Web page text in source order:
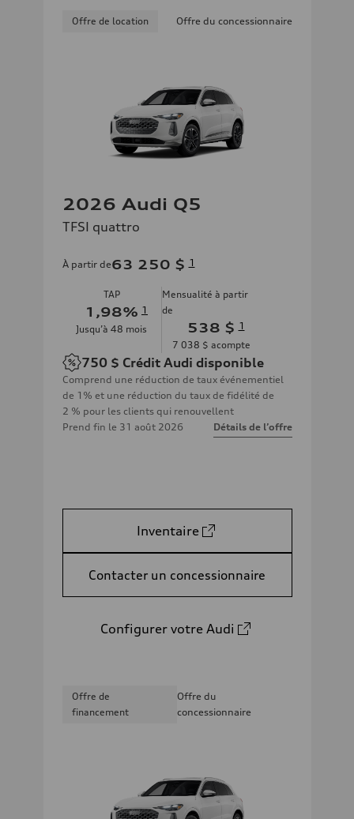
Offre de location Offre du concessionnaire
2026 Audi Q5
TFSI quattro
À partir de63 250 $ 1
TAP
1,98% 1
Jusqu’à 48 mois
Mensualité à partir
de
538 $ 1
7 038 $ acompte
750 $ Crédit Audi disponible
Comprend une réduction de taux événementiel
de 1% et une réduction du taux de fidélité de
2 % pour les clients qui renouvellent
Prend fin le 31 août 2026 Détails de l’offre
Inventaire
Contacter un concessionnaire
Configurer votre Audi
Offre de
financement
Offre du
concessionnaire